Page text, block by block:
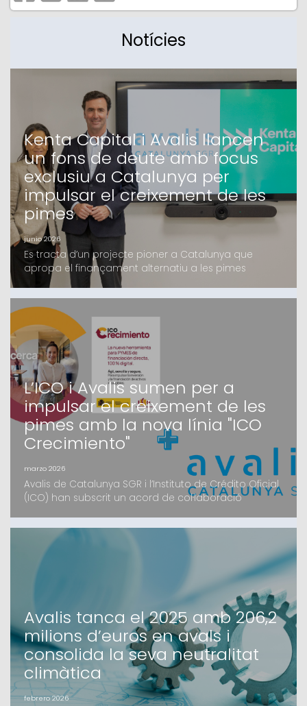
Notícies
Kenta Capital i Avalis llancen
un fons de deute amb focus
exclusiu a Catalunya per
impulsar el creixement de les
pimes
junio 2026
Es tracta d’un projecte pioner a Catalunya que
apropa el finançament alternatiu a les pimes
catalanes, en el qual Avalis i Kenta Capital fa mesos
que treballen i que compta amb el suport d’un grup
d’inversors, tant family offices com institucionals,
majoritàriament catalansEl fons, que oferirà
finançament de fins a 4 milions d’euros en
condicions c
L’ICO i Avalis sumen per a
impulsar el creixement de les
pimes amb la nova línia "ICO
Crecimiento"
marzo 2026
Avalis de Catalunya SGR i l’Instituto de Crédito Oficial
(ICO) han subscrit un acord de col·laboració
pimes catalanes. Mitjançant la nova eina digital ICO
Crecimiento, les petites i mitjanes empreses podran
accedir a recursos en condicions preferents i amb el
suport de la garantia d’Avalis.L’ob
Avalis tanca el 2025 amb 206,2
milions d’euros en avals i
consolida la seva neutralitat
climàtica
febrero 2026